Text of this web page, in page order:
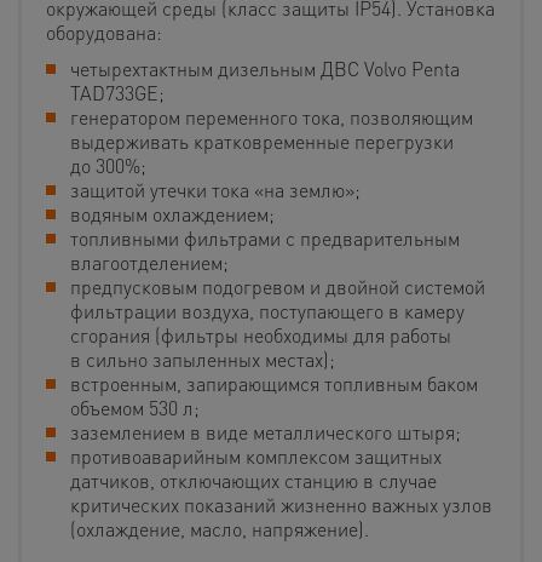
окружающей среды (класс защиты IP54). Установка
оборудована:
четырехтактным дизельным ДВС Volvo Penta
TAD733GE;
генератором переменного тока, позволяющим
выдерживать кратковременные перегрузки
до 300%;
защитой утечки тока «на землю»;
водяным охлаждением;
топливными фильтрами с предварительным
влагоотделением;
предпусковым подогревом и двойной системой
фильтрации воздуха, поступающего в камеру
сгорания (фильтры необходимы для работы
в сильно запыленных местах);
встроенным, запирающимся топливным баком
объемом 530 л;
заземлением в виде металлического штыря;
противоаварийным комплексом защитных
датчиков, отключающих станцию в случае
критических показаний жизненно важных узлов
(охлаждение, масло, напряжение).